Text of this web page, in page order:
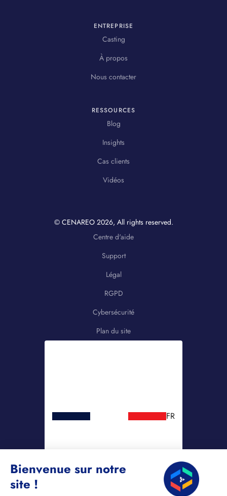
Bienvenue sur notre
site !
ENTREPRISE
Casting
À propos
Nous contacter
RESSOURCES
Blog
Insights
Cas clients
Vidéos
© CENAREO 2026, All rights reserved.
Centre d'aide
Support
Légal
RGPD
Cybersécurité
Plan du site
FR